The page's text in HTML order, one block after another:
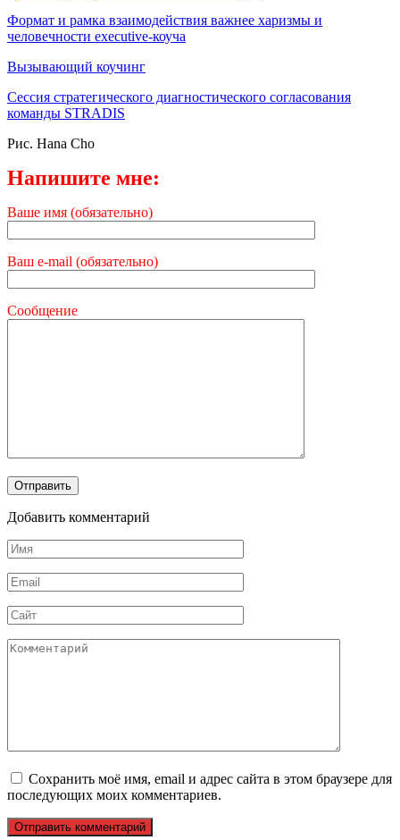
Формат и рамка взаимодействия важнее харизмы и
человечности executive-коуча
Вызывающий коучинг
Сессия стратегического диагностического согласования
команды STRADIS
Рис. Hana Cho
Напишите мне:
Ваше имя (обязательно)
Ваш e-mail (обязательно)
Сообщение
Добавить комментарий
Имя
*
Email
*
Сайт
Комментарий
Сохранить моё имя, email и адрес сайта в этом браузере для
последующих моих комментариев.